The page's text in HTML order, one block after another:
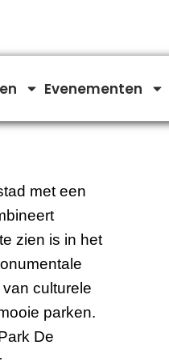
Evenementen
met een
zien is in het
culturele
parken.
De